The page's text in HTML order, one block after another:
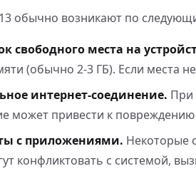
обычно возникают по
свободного места на
(обычно 2-3 ГБ). Если места
интернет-соединение. При
может привести к
с приложениями. Некоторые
конфликтовать с системой,